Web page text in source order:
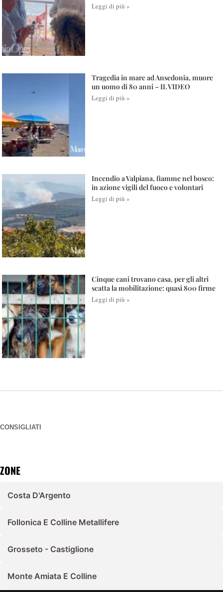
Leggi di più »
Tragedia in mare ad Ansedonia, muore
un uomo di 80 anni – IL VIDEO
Leggi di più »
Incendio a Valpiana, fiamme nel bosco:
in azione vigili del fuoco e volontari
Leggi di più »
Cinque cani trovano casa, per gli altri
scatta la mobilitazione: quasi 800 firme
Leggi di più »
CONSIGLIATI
ZONE
Costa D'Argento
Follonica E Colline Metallifere
Grosseto - Castiglione
Monte Amiata E Colline